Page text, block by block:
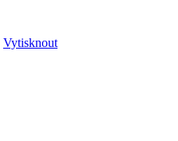
Vytisknout